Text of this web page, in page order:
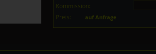
Kommission:
Preis:
auf Anfrage